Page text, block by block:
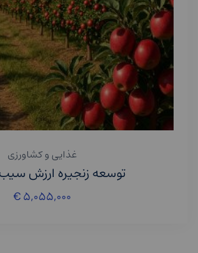
غذایی و کشاورزی
توسعه زنجیره ارزش
€۵,۰۵۵,۰۰۰